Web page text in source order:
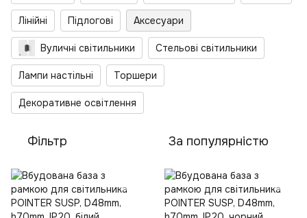
Лінійні Підлогові Аксесуари
Вуличні світильники Стельові світильники
Лампи настільні Торшери
Декоративне освітлення
Фільтр За популярністю